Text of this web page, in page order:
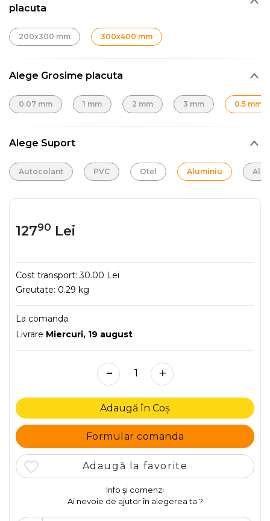
placuta
200x300 mm 300x400 mm
Alege Grosime placuta
0.07 mm 1 mm 2 mm 3 mm 0.5 mm
Alege Suport
Autocolant PVC Otel Aluminiu
12790 Lei
Cost transport:30.00 Lei
Greutate: 0.29 kg
La comanda
Livrare Miercuri, 19 august
- +
Adaugă în Coș
Formular comanda
Adaugă la favorite
Info și comenzi
Ai nevoie de ajutor în alegerea ta ?